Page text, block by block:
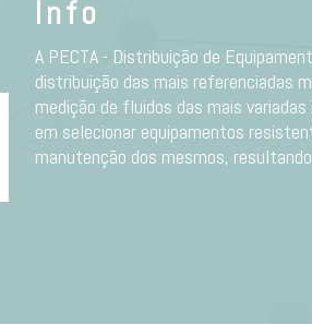
Info
A PECTA - Distribuição de
distribuição das mais referenciadas
medição de fluidos das mais
em selecionar equipamentos
manutenção dos mesmos,